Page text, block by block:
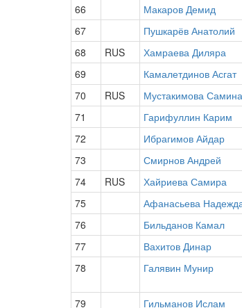
66
Макаров Демид
67
Пушкарёв Анатолий
68
RUS Хамраева Диляра
69
Камалетдинов Асгат
70
RUS Мустакимова Самина
71
Гарифуллин Карим
72
Ибрагимов Айдар
73
Смирнов Андрей
74
RUS Хайриева Самира
75
Афанасьева
76
Бильданов Камал
77
Вахитов Динар
78
Галявин Мунир
79 Гильманов Ислам